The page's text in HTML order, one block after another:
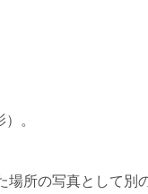
。
所の写真として別